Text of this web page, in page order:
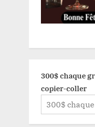
300$ chaque
copier-coller